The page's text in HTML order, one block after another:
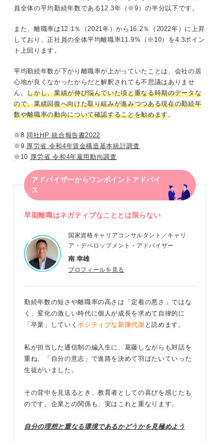
員全体の平均勤続年数である12.3年（※9）の半分以下です。
また、離職率は12.1％（2021年）から16.2％（2022年）に上昇
しており、正社員の全体平均離職率11.9%（※10）を4.3ポイン
ト上回ります。
平均勤続年数が下がり離職率が上がっていたことは、会社の居
心地が良くなかったからだと解釈されても不思議はありませ
ん。しかし、業績が伸び悩んでいた頃と重なる時期のデータな
ので、業績回復へ向けた取り組みが進みつつある現在の勤続年
数や離職率の動向について確認することを勧めます。
※8 同社HP 統合報告書2022
※9 厚労省 令和4年賃金構造基本統計調査
※10 厚労省 令和4年雇用動向調査
アドバイザーからワンポイントアドバイ
ス
早期離職はネガティブなこととは限らない
国家資格キャリアコンサルタント／キャリ
ア・デベロップメント・アドバイザー
南 幸雄
プロフィールを見る
勤続年数の短さや離職率の高さは「定着の悪さ」ではな
く、変化の激しい時代に個人が成長を求めて自律的に
「卒業」していくポジティブな新陳代謝 と読めます。
私が担当した通信制の編入生に、葛藤しながらも対話を
重ね、「自分の意志」で進路を決めて羽ばたいていった
生徒がいました。
その背中を見送るとき、教育者としての喜びを感じたも
のです。企業との関係も、実はこれと重なります。
自分の理想と重なる環境であるかどうかを見極めよう